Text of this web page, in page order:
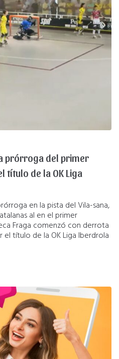
prórroga del primer
título de la OK Liga
en la pista del Vila-sana,
al en el primer
Fraga comenzó con derrota
título de la OK Liga Iberdrola